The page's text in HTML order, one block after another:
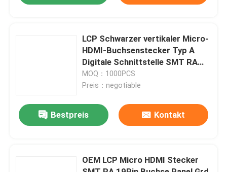
Qualitätskontrolle
Fordern Sie ein Zitat
DIP-USB-Anschluss
USB-Typ-C-Anschlüsse
LCP Schwarzer vertikaler Micro-
HDMI-Buchsenstecker Typ A
Digitale Schnittstelle SMT RA
19Pin
MOQ：1000PCS
Preis：negotiable
Bestpreis Kontakt
OEM LCP Micro HDMI Stecker